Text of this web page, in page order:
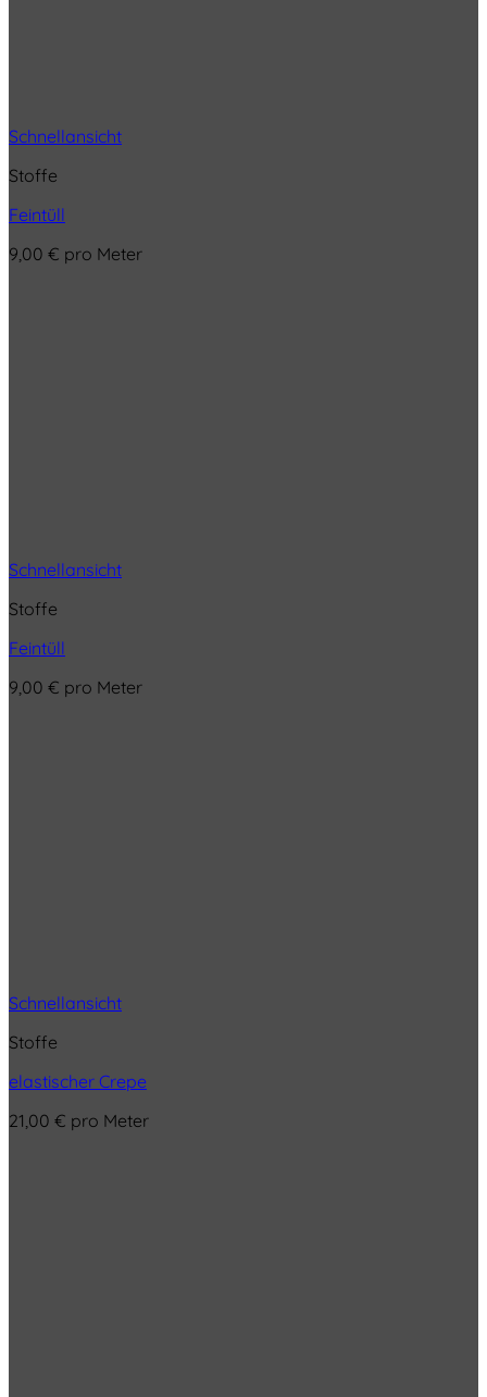
Schnellansicht
Stoffe
Feintüll
9,00 € pro Meter
Schnellansicht
Stoffe
Feintüll
9,00 € pro Meter
Schnellansicht
Stoffe
elastischer Crepe
21,00 € pro Meter